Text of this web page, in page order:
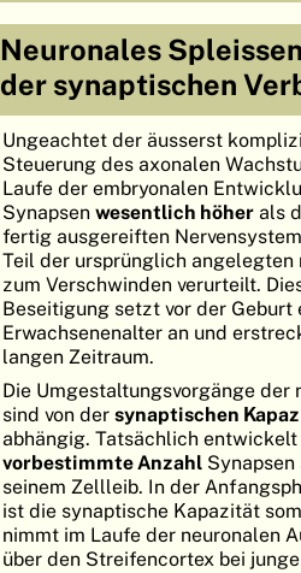
Neuronales
der synaptischen
Ungeachtet der äusserst
Steuerung des axonalen
Laufe der embryonalen
Synapsen wesentlich höher als
fertig ausgereiften
Teil der ursprünglich angelegten
zum Verschwinden verurteilt.
Beseitigung setzt vor der Geburt
Erwachsenenalter an und
langen Zeitraum.
Die Umgestaltungsvorgänge der
sind von der synaptischen
abhängig. Tatsächlich
vorbestimmte Anzahl
seinem Zellleib. In der
ist die synaptische Kapazität
nimmt im Laufe der neuronalen
über den Streifencortex bei